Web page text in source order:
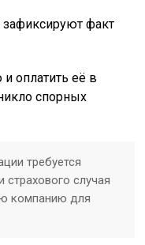
факт
и оплатить её в
спорных
требуется
страхового случая
компанию для